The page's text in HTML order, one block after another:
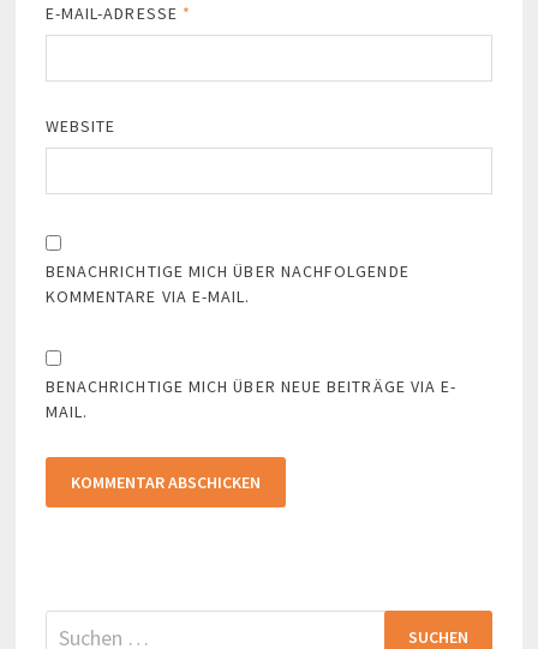
E-MAIL-ADRESSE *
WEBSITE
BENACHRICHTIGE MICH ÜBER NACHFOLGENDE
KOMMENTARE VIA E-MAIL.
BENACHRICHTIGE MICH ÜBER NEUE BEITRÄGE VIA E-
MAIL.
Suchen